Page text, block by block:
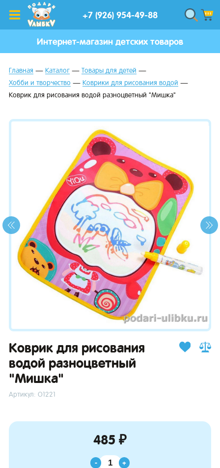
+7 (926) 954-49-88
Интернет-магазин детских товаров
Главная Каталог
Товары для детей
Хобби и творчество
Коврики для рисования водой
Коврик для рисования водой разноцветный "Мишка"
Коврик для рисования
водой разноцветный
"Мишка"
Артикул: О1221
485 ₽
- +